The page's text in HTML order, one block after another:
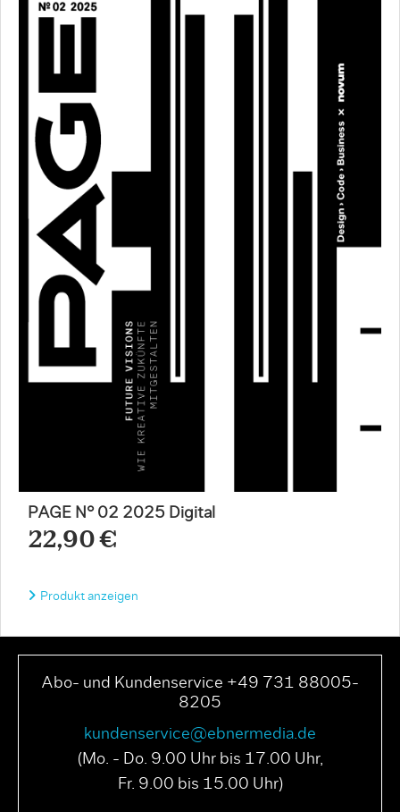
PAGE N° 02 2025 Digital
22,90 €
Produkt anzeigen
Abo- und Kundenservice +49 731 88005-
8205
kundenservice@ebnermedia.de
(Mo. - Do. 9.00 Uhr bis 17.00 Uhr,
Fr. 9.00 bis 15.00 Uhr)